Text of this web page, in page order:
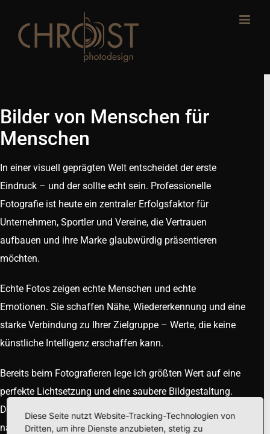
Inhalt
springen
Bilder von Menschen für
Menschen
In einer visuell geprägten Welt entscheidet der erste
Eindruck – und der sollte echt sein. Professionelle
Fotografie ist heute ein zentraler Erfolgsfaktor für
Unternehmen, Sportler und Vereine, die Vertrauen
aufbauen und ihre Marke glaubwürdig präsentieren
möchten.
Echte Fotos zeigen echte Menschen und echte
Emotionen. Sie schaffen Nähe, Wiedererkennung und eine
starke Verbindung zu Ihrer Zielgruppe – Werte, die keine
künstliche Intelligenz erschaffen kann.
Bereits beim Fotografieren lege ich größten Wert auf eine
perfekte Lichtsetzung und eine saubere Bildgestaltung.
Dadurch entstehen authentische Aufnahmen, die keiner
nachträglichen Bearbeitung am Computer bedürfen.
Diese Seite nutzt Website-Tracking-Technologien von
Dritten, um ihre Dienste anzubieten, stetig zu